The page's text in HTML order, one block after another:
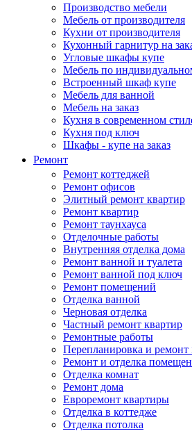
Производство мебели
Мебель от производителя
Кухни от производителя
Кухонный гарнитур на
Угловые шкафы купе
Мебель по
Встроенный шкаф купе
Мебель для ванной
Мебель на заказ
Кухня в современном
Кухня под ключ
Шкафы - купе на заказ
Ремонт
Ремонт коттеджей
Ремонт офисов
Элитный ремонт квартир
Ремонт квартир
Ремонт таунхауса
Отделочные работы
Внутренняя отделка дома
Ремонт ванной и туалета
Ремонт ванной под ключ
Ремонт помещений
Отделка ванной
Черновая отделка
Частный ремонт квартир
Ремонтные работы
Перепланировка и ремонт
Ремонт и отделка
Отделка комнат
Ремонт дома
Евроремонт квартиры
Отделка в коттедже
Отделка потолка